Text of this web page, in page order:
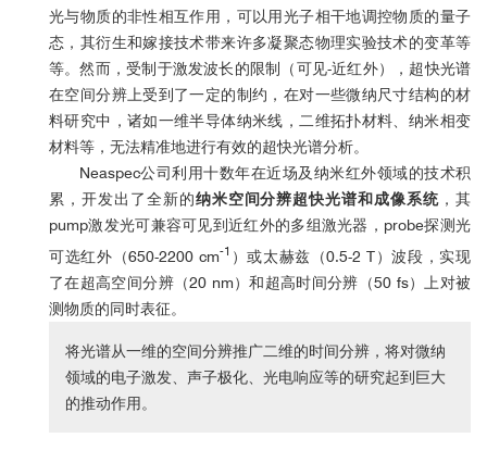
光与物质的非性相互作用，可以用光子相干地调控物质的量子
态，其衍生和嫁接技术带来许多凝聚态物理实验技术的变革等
等。然而，受制于激发波长的限制（可见-近红外），超快光谱
在空间分辨上受到了一定的制约，在对一些微纳尺寸结构的材
料研究中，诸如一维半导体纳米线，二维拓扑材料、纳米相变
材料等，无法精准地进行有效的超快光谱分析。
Neaspec公司利用十数年在近场及纳米红外领域的技术积
累，开发出了全新的纳米空间分辨超快光谱和成像系统 ，其
pump激发光可兼容可见到近红外的多组激光器，probe探测光
可选红外（650-2200 cm-1 ）或太赫兹（0.5-2 T）波段，实现
了在超高空间分辨（20 nm）和超高时间分辨（50 fs）上对被
测物质的同时表征。
将光谱从一维的空间分辨推广二维的时间分辨，将对微纳
领域的电子激发、声子极化、光电响应等的研究起到巨大
的推动作用。